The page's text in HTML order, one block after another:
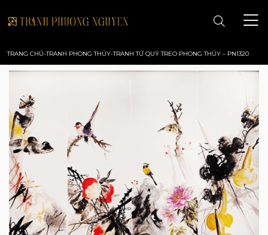
GIỚI THIỆU
TRANH PHONG CẢNH
TRANH PHONG THỦY
TRANH HOA
TRANG CHỦ-TRANH PHONG THỦY-TRANH TỨ QUÝ TREO PHONG THỦY – PN1320